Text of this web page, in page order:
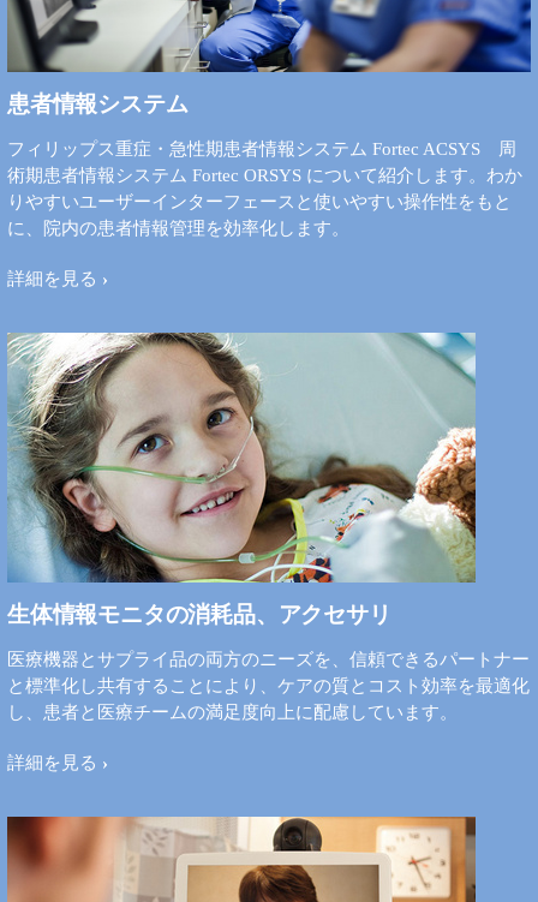
患者情報システム
フィリップス重症・急性期患者情報システム Fortec ACSYS 周
術期患者情報システム Fortec ORSYS について紹介します。わか
りやすいユーザーインターフェースと使いやすい操作性をもと
に、院内の患者情報管理を効率化します。
詳細を見る
生体情報モニタの消耗品、アクセサリ
医療機器とサプライ品の両方のニーズを、信頼できるパートナー
と標準化し共有することにより、ケアの質とコスト効率を最適化
し、患者と医療チームの満足度向上に配慮しています。
詳細を見る